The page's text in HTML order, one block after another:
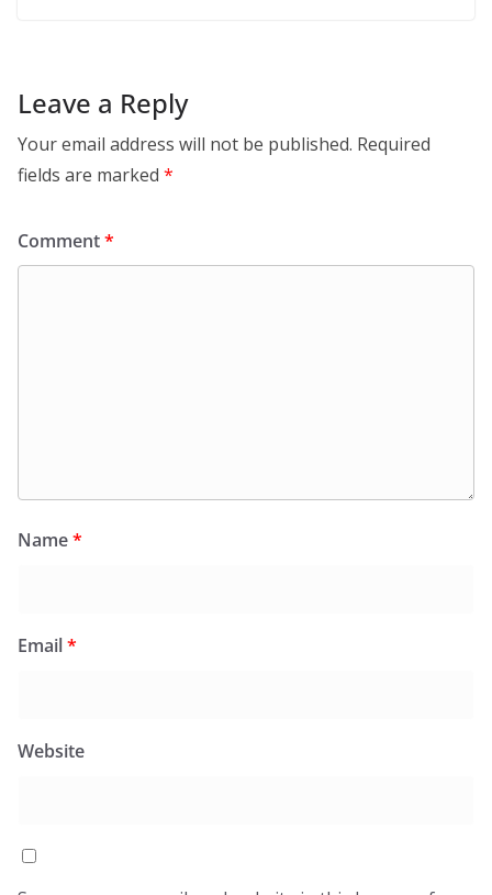
Leave a Reply
Your email address will not be published. Required
fields are marked *
Comment*
Name*
Email*
Website